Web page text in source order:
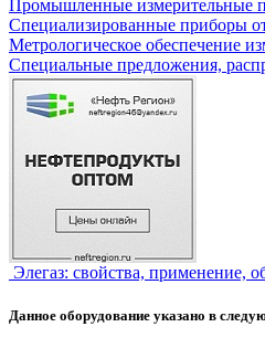
Промышленные измерительные
Специализированные приборы
Метрологическое обеспечение
Специальные предложения,
Элегаз: свойства, применение,
Данное оборудование указано в